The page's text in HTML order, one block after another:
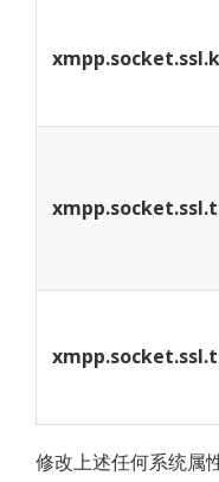
修改上述任何系统属